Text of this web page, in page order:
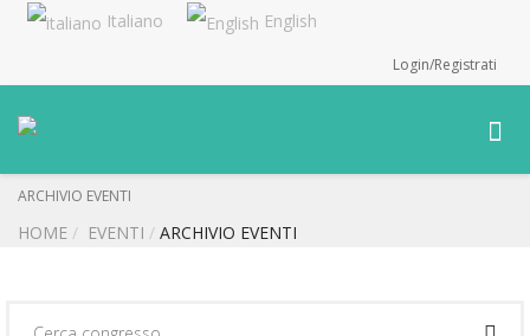
Italiano English
Login/Registrati
ARCHIVIO EVENTI
HOME EVENTI ARCHIVIO EVENTI